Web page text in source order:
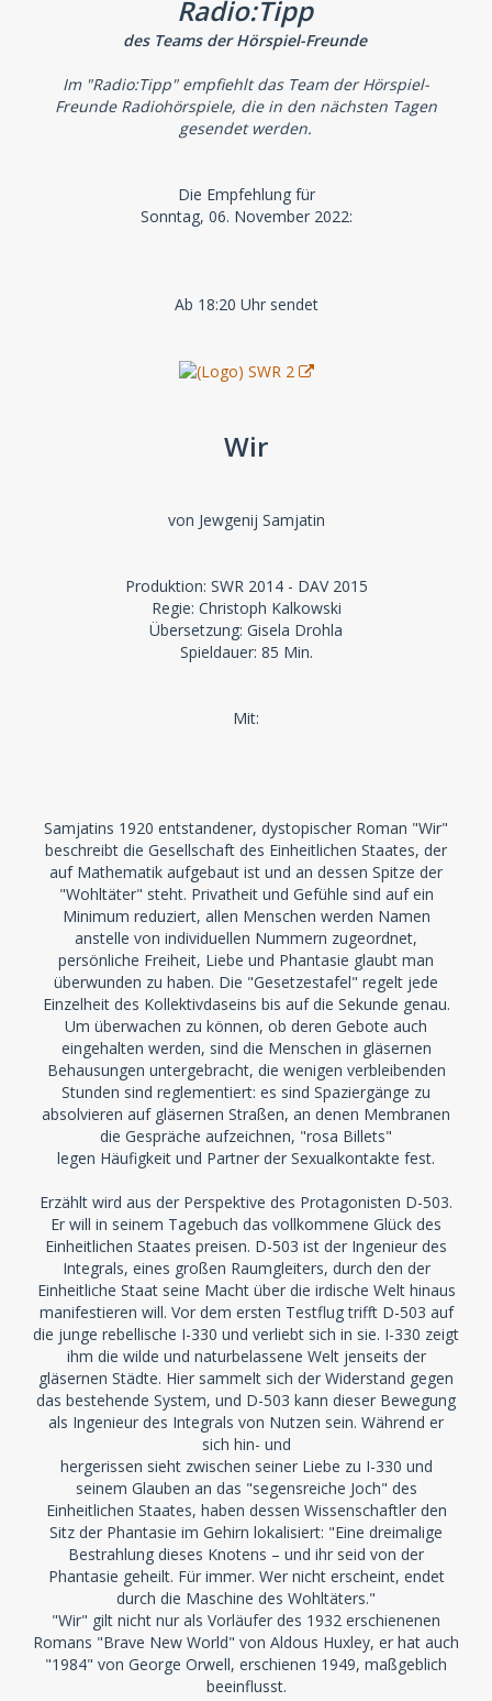
Radio:Tipp
des Teams der Hörspiel-Freunde
Im "Radio:Tipp" empfiehlt das Team der Hörspiel-
Freunde Radiohörspiele, die in den nächsten Tagen
gesendet werden.
Die Empfehlung für
Sonntag, 06. November 2022:
Ab 18:20 Uhr sendet
Wir
von Jewgenij Samjatin
Produktion: SWR 2014 - DAV 2015
Regie: Christoph Kalkowski
Übersetzung: Gisela Drohla
Spieldauer: 85 Min.
Mit:
Samjatins 1920 entstandener, dystopischer Roman "Wir"
beschreibt die Gesellschaft des Einheitlichen Staates, der
auf Mathematik aufgebaut ist und an dessen Spitze der
"Wohltäter" steht. Privatheit und Gefühle sind auf ein
Minimum reduziert, allen Menschen werden Namen
anstelle von individuellen Nummern zugeordnet,
persönliche Freiheit, Liebe und Phantasie glaubt man
überwunden zu haben. Die "Gesetzestafel" regelt jede
Einzelheit des Kollektivdaseins bis auf die Sekunde genau.
Um überwachen zu können, ob deren Gebote auch
eingehalten werden, sind die Menschen in gläsernen
Behausungen untergebracht, die wenigen verbleibenden
Stunden sind reglementiert: es sind Spaziergänge zu
absolvieren auf gläsernen Straßen, an denen Membranen
die Gespräche aufzeichnen, "rosa Billets"
legen Häufigkeit und Partner der Sexualkontakte fest.
Erzählt wird aus der Perspektive des Protagonisten D-503.
Er will in seinem Tagebuch das vollkommene Glück des
Einheitlichen Staates preisen. D-503 ist der Ingenieur des
Integrals, eines großen Raumgleiters, durch den der
Einheitliche Staat seine Macht über die irdische Welt hinaus
manifestieren will. Vor dem ersten Testflug trifft D-503 auf
die junge rebellische I-330 und verliebt sich in sie. I-330 zeigt
ihm die wilde und naturbelassene Welt jenseits der
gläsernen Städte. Hier sammelt sich der Widerstand gegen
das bestehende System, und D-503 kann dieser Bewegung
als Ingenieur des Integrals von Nutzen sein. Während er
sich hin- und
hergerissen sieht zwischen seiner Liebe zu I-330 und
seinem Glauben an das "segensreiche Joch" des
Einheitlichen Staates, haben dessen Wissenschaftler den
Sitz der Phantasie im Gehirn lokalisiert: "Eine dreimalige
Bestrahlung dieses Knotens – und ihr seid von der
Phantasie geheilt. Für immer. Wer nicht erscheint, endet
durch die Maschine des Wohltäters."
"Wir" gilt nicht nur als Vorläufer des 1932 erschienenen
Romans "Brave New World" von Aldous Huxley, er hat auch
"1984" von George Orwell, erschienen 1949, maßgeblich
beeinflusst.